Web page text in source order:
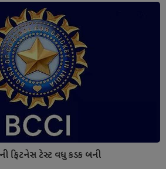
ફિટનેસ ટેસ્ટ વધુ કડક બની